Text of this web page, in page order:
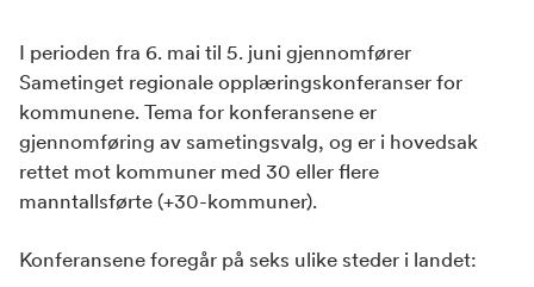
I perioden fra 6. mai til 5. juni gjennomfører
Sametinget regionale opplæringskonferanser for
kommunene. Tema for konferansene er
gjennomføring av sametingsvalg, og er i hovedsak
rettet mot kommuner med 30 eller flere
manntallsførte (+30-kommuner).
Konferansene foregår på seks ulike steder i landet: